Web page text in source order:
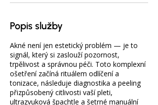
Popis služby
Akné není jen estetický problém — je to
signál, který si zaslouží pozornost,
trpělivost a správnou péči. Toto komplexní
ošetření začíná rituálem odlíčení a
tonizace, následuje diagnostika a peeling
přizpůsobený citlivosti vaší pleti,
ultrazvuková špachtle a šetrné manuální